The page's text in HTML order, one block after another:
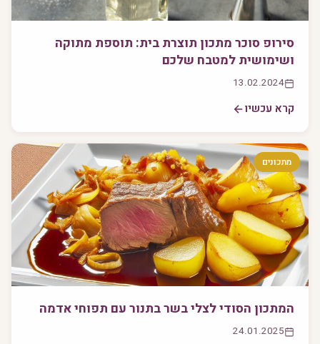
סירופ סוכר מתכון תוצרת בית: תוספת מתוקה
ושימושית למטבח שלכם
13.02.2024
קרא עכשיו
מתכונים
המתכון הסודי לצלי בשר בתנור עם תפוחי אדמה
24.01.2025